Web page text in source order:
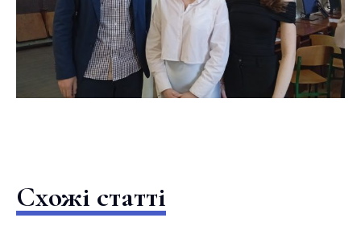
Схожі статті